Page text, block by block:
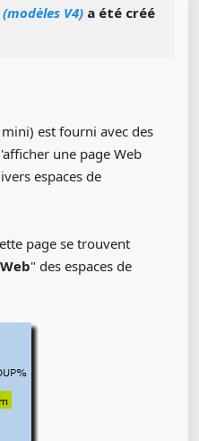
V4) a été créé
est fourni avec des
une page Web
espaces de
page se trouvent
" des espaces de